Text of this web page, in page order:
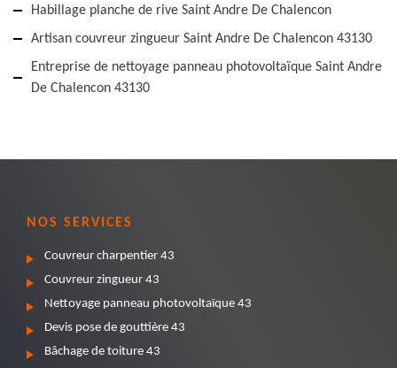
Habillage planche de rive Saint Andre De Chalencon
Artisan couvreur zingueur Saint Andre De Chalencon 43130
Entreprise de nettoyage panneau photovoltaïque Saint Andre
De Chalencon 43130
NOS SERVICES
Couvreur charpentier 43
Couvreur zingueur 43
Nettoyage panneau photovoltaïque 43
Devis pose de gouttière 43
Bâchage de toiture 43